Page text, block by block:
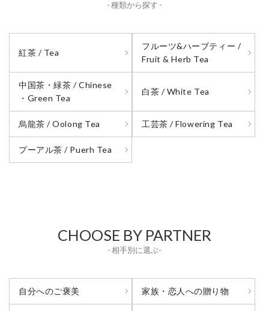
- 種類から探す -
紅茶 / Tea
フルーツ&ハーブティー /
Fruit & Herb Tea
中国茶・緑茶 / Chinese
・Green Tea
白茶 / White Tea
烏龍茶 / Oolong Tea 工芸茶 / Flowering Tea
プーアル茶 / Puerh Tea
CHOOSE BY PARTNER
- 相手別に選ぶ-
自分へのご褒美 家族・恋人への贈り物